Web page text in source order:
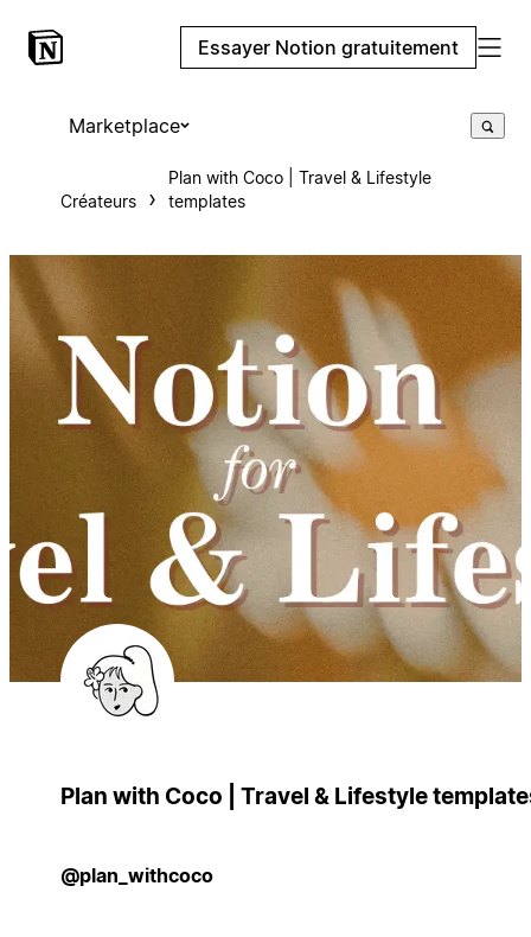
Essayer Notion gratuitement
Marketplace
Créateurs
Plan with Coco | Travel & Lifestyle
templates
Plan with Coco | Travel & Lifestyle
@plan_withcoco